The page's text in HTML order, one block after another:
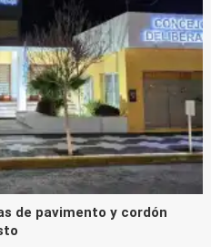
de pavimento y cordón